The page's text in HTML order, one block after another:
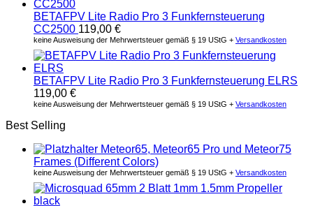
BETAFPV Lite Radio Pro 3 Funkfernsteuerung
CC2500 119,00 €
keine Ausweisung der Mehrwertsteuer gemäß § 19 UStG + Versandkosten
BETAFPV Lite Radio Pro 3 Funkfernsteuerung ELRS
119,00 €
keine Ausweisung der Mehrwertsteuer gemäß § 19 UStG + Versandkosten
Best Selling
Meteor65, Meteor65 Pro und Meteor75
Frames (Different Colors)
keine Ausweisung der Mehrwertsteuer gemäß § 19 UStG + Versandkosten